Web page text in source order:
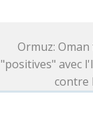
Ormuz:
"positives" avec
contre